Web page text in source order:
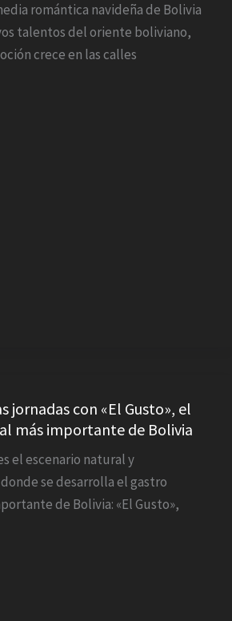
romántica navideña de Bolivia
talentos del oriente boliviano,
crece en las calles
jornadas con «El Gusto», el
más importante de Bolivia
el escenario natural y
se desarrolla el gastro
de Bolivia: «El Gusto»,